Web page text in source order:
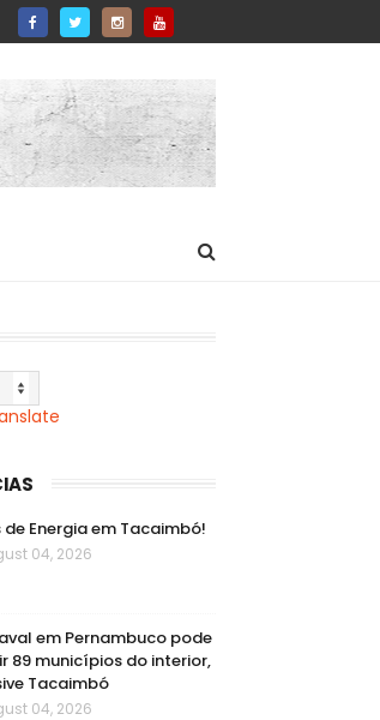
de Energia em Tacaimbó!
04, 2026
em Pernambuco pode
89 municípios do interior,
Tacaimbó
04, 2026